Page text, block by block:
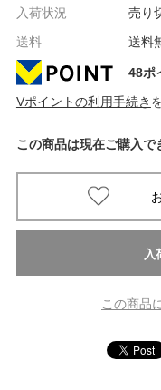
入荷状況
売り
送料
送料
48ポ
Vポイントの利用手続き
この商品は現在ご購入で
この商品